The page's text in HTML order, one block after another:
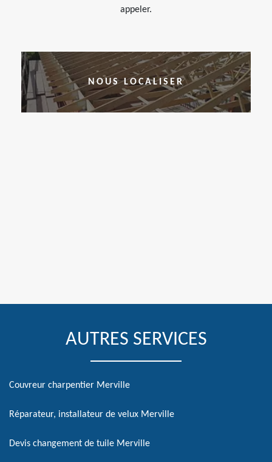
appeler.
NOUS LOCALISER
AUTRES SERVICES
Couvreur charpentier Merville
Réparateur, installateur de velux Merville
Devis changement de tuile Merville